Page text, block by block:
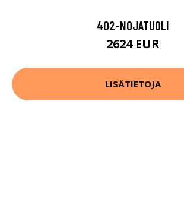
402-NOJATUOLI
2624 EUR
LISÄTIETOJA